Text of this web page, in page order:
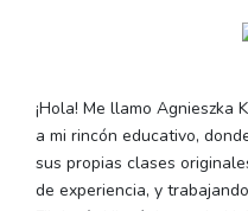
¡Hola! Me llamo Agnieszka
a mi rincón educativo,
sus propias clases
de experiencia, y